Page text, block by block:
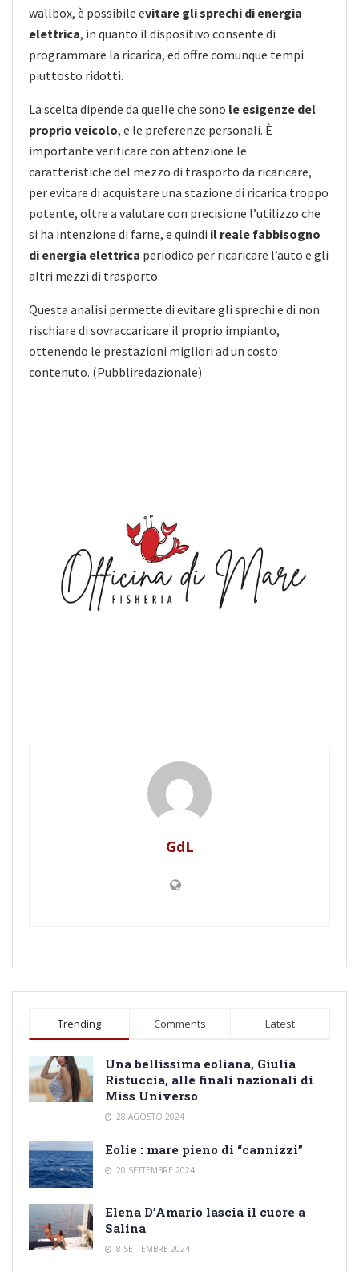
wallbox, è possibile evitare gli sprechi di energia
elettrica, in quanto il dispositivo consente di
programmare la ricarica, ed offre comunque tempi
piuttosto ridotti.
La scelta dipende da quelle che sono le esigenze del
proprio veicolo, e le preferenze personali. È
importante verificare con attenzione le
caratteristiche del mezzo di trasporto da ricaricare,
per evitare di acquistare una stazione di ricarica troppo
potente, oltre a valutare con precisione l’utilizzo che
si ha intenzione di farne, e quindi il reale fabbisogno
di energia elettrica periodico per ricaricare l’auto e gli
altri mezzi di trasporto.
Questa analisi permette di evitare gli sprechi e di non
rischiare di sovraccaricare il proprio impianto,
ottenendo le prestazioni migliori ad un costo
contenuto. (Pubbliredazionale)
GdL
Trending Comments Latest
Una bellissima eoliana, Giulia
Ristuccia, alle finali nazionali di
Miss Universo
28 AGOSTO 2024
Eolie : mare pieno di “cannizzi”
20 SETTEMBRE 2024
Elena D’Amario lascia il cuore a
Salina
8 SETTEMBRE 2024